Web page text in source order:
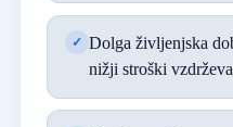
Dolga življenjska
nižji stroški